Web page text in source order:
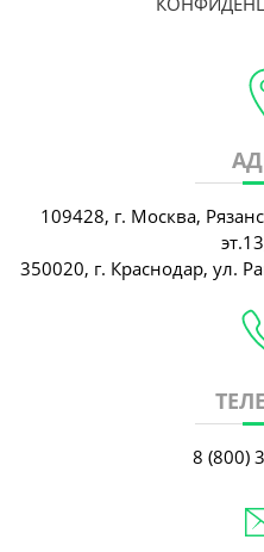
109428, г. Москва,
350020, г. Краснодар, ул.
8 (800)